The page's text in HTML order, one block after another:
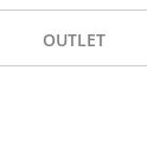
OUTLET